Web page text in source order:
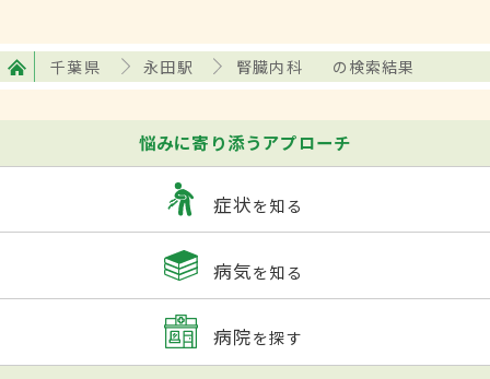
千葉県 永田駅 腎臓内科 の検索結果
悩みに寄り添うアプローチ
症状を知る
病気を知る
病院を探す